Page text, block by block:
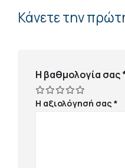
Κάνετε την
Η βαθμολογία σας
Η αξιολόγησή σας*